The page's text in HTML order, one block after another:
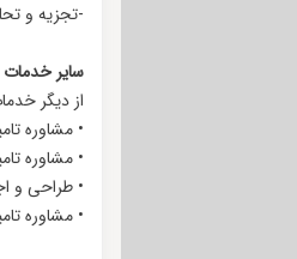
-تجزیه و
سایر خدمات
از دیگر
• مشاوره
• مشاوره
• طراحی و
• مشاوره